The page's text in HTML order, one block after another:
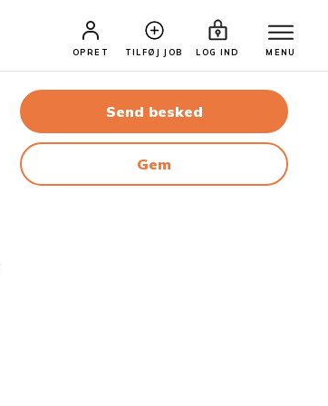
OPRET TILFØJ JOB LOG IND MENU
Send besked
Gem